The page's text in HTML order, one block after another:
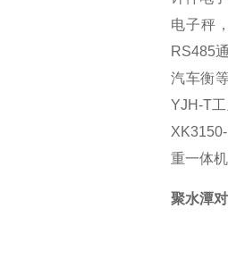
电子秤
RS485
汽车衡
YJH-T
重一体
聚水潭